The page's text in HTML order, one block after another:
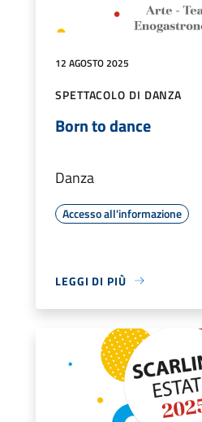
12 AGOSTO 2025
SPETTACOLO DI DANZA
Born to dance
Danza
Accesso all'informazione
LEGGI DI PIÙ